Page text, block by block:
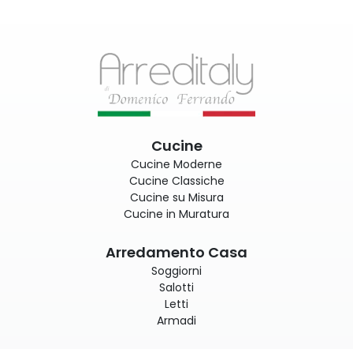
Cucine
Cucine Moderne
Cucine Classiche
Cucine su Misura
Cucine in Muratura
Arredamento Casa
Soggiorni
Salotti
Letti
Armadi